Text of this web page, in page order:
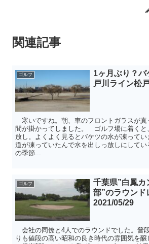
関連記事
ゴルフ
1ヶ月ぶり？
戸川ライン松
寒いですね。朝、車のフロントガラスが真
間が掛かってしました。 ゴルフ場に着くと
放し。よくよく見るとバケツの水が凍って
道が凍っていたんで水を出しっ放しにして
の季節...
ゴルフ
千葉県”白鳳カ
部”のラウンド
2021/05/29
会社の同僚と4人でのラウンドでした。普
りも値段の高い昭和の良き時代の雰囲気を醸